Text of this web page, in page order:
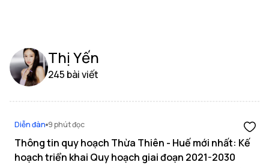
Thị Yến
245 bài viết
Diễn đàn 9 phút đọc
Thông tin quy hoạch Thừa Thiên - Huế mới nhất: Kế
hoạch triển khai Quy hoạch giai đoạn 2021-2030